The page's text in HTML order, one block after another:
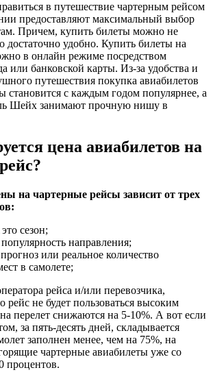
в путешествие чартерным рейсом
предоставляют максимальный выбор
Причем, купить билеты можно не
достаточно удобно. Купить билеты на
в онлайн режиме посредством
или банковской карты. Из-за удобства и
путешествия покупка авиабилетов
становится с каждым годом популярнее, а
Шейх занимают прочную нишу в
цена авиабилетов на
на чартерные рейсы зависит от трех
сезон;
направления;
или реальное количество
в самолете;
рейса и/или перевозчика,
рейс не будет пользоваться высоким
перелет снижаются на 5-10%. А вот если
за пять-десять дней, складывается
заполнен менее, чем на 75%, на
чартерные авиабилеты уже со
процентов.